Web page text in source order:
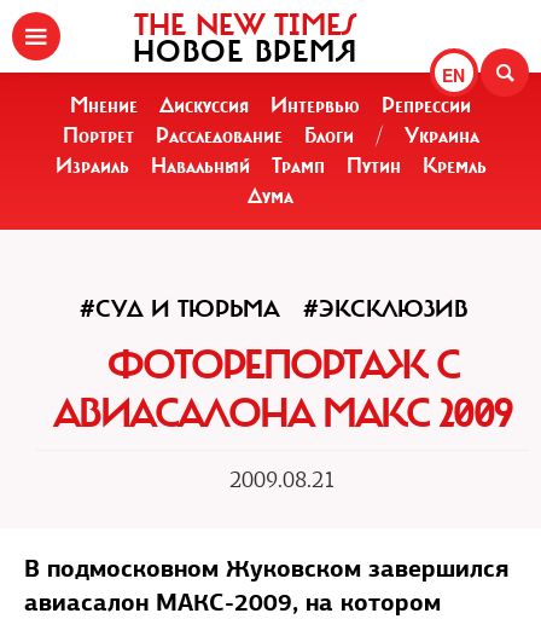
EN
THE NEW TIMES
НОВОЕ ВРЕМЯ
Мнение Дискуссия Интервью
Репрессии
Портрет
Расследование Блоги /
Украина
Израиль
Навальный Трамп Путин
Кремль
Дума
#СУД И ТЮРЬМА #ЭКСКЛЮЗИВ
ФОТОРЕПОРТАЖ С
АВИАСАЛОНА МАКС 2009
2009.08.21
В подмосковном Жуковском завершился
авиасалон МАКС-2009, на котором